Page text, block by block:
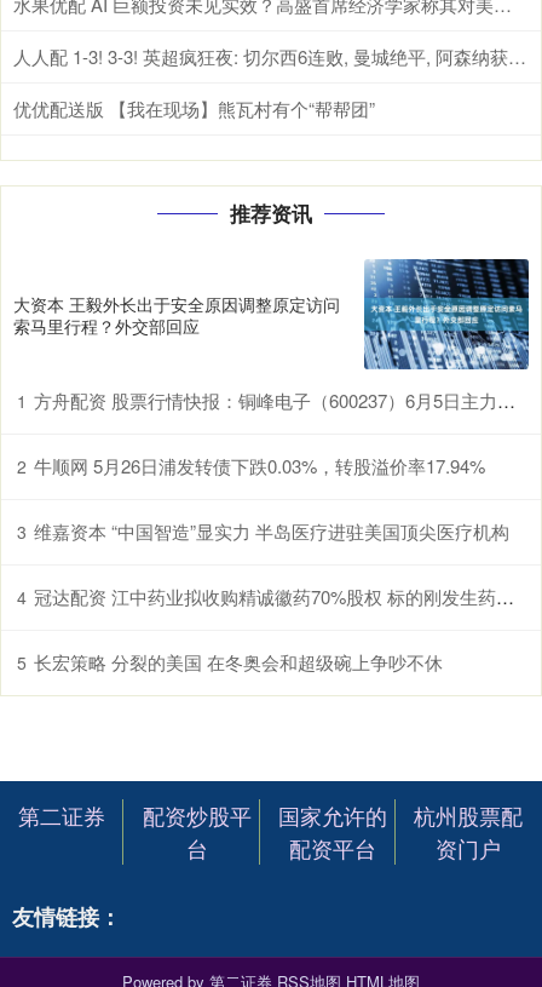
人人配 1-3! 3-3! 英超疯狂夜: 切尔西6连败, 曼城绝平, 阿森纳获利好
优优配送版 【我在现场】熊瓦村有个“帮帮团”
推荐资讯
大资本 王毅外长出于安全原因调整原定访问
索马里行程？外交部回应
1 方舟配资 股票行情快报：铜峰电子（600237）6月5日主力资金净卖出574.91万元
2 牛顺网 5月26日浦发转债下跌0.03%，转股溢价率17.94%
3 维嘉资本 “中国智造”显实力 半岛医疗进驻美国顶尖医疗机构
4 冠达配资 江中药业拟收购精诚徽药70%股权 标的刚发生药品召回
5 长宏策略 分裂的美国 在冬奥会和超级碗上争吵不休
第二证券
配资炒股平
台
国家允许的
配资平台
杭州股票配
资门户
友情链接：
Powered by 第二证券 RSS地图 HTML地图